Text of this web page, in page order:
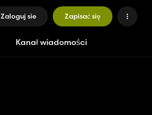
Zaloguj sie Zapisać się
Kanał wiadomości